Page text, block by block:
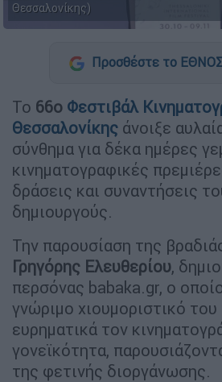
Θεσσαλονίκης)
Προσθέστε το
Το 66ο Φεστιβάλ
Θεσσαλονίκης άνοιξε
σύνθημα για δέκα ημέρες
κινηματογραφικές
δράσεις και συναντήσεις
δημιουργούς.
Την παρουσίαση της
Γρηγόρης Ελευθερίου,
περσόνας babaka.gr, ο
γνώριμο χιουμοριστικό
ευρηματικά τον
γονεϊκότητα,
της φετινής διοργάνωσης.